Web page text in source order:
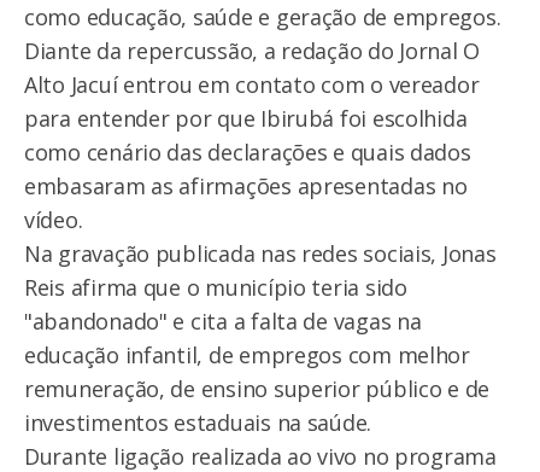
como educação, saúde e geração de empregos.
Diante da repercussão, a redação do Jornal O
Alto Jacuí entrou em contato com o vereador
para entender por que Ibirubá foi escolhida
como cenário das declarações e quais dados
embasaram as afirmações apresentadas no
vídeo.
Na gravação publicada nas redes sociais, Jonas
Reis afirma que o município teria sido
"abandonado" e cita a falta de vagas na
educação infantil, de empregos com melhor
remuneração, de ensino superior público e de
investimentos estaduais na saúde.
Durante ligação realizada ao vivo no programa